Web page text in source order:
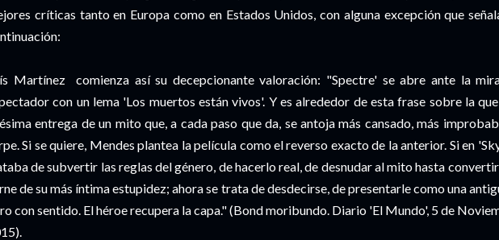
críticas tanto en Europa como en Estados Unidos, con alguna excepción que
Martínez comienza así su decepcionante valoración: "Spectre' se abre ante la
con un lema 'Los muertos están vivos'. Y es alrededor de esta frase sobre la
entrega de un mito que, a cada paso que da, se antoja más cansado, más
Si se quiere, Mendes plantea la película como el reverso exacto de la anterior. Si en
de subvertir las reglas del género, de hacerlo real, de desnudar al mito hasta
de su más íntima estupidez; ahora se trata de desdecirse, de presentarle como una
con sentido. El héroe recupera la capa." (Bond moribundo. Diario 'El Mundo', 5 de